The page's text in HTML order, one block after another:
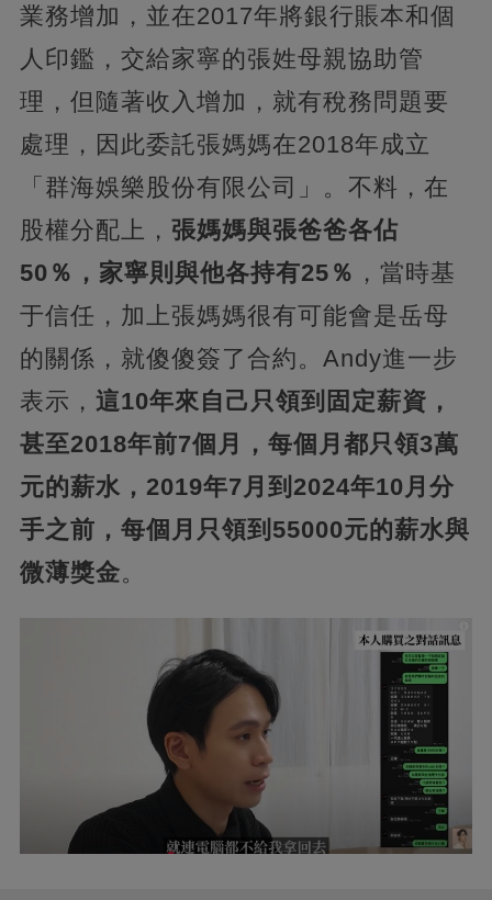
業務增加，並在2017年將銀行賬本和個
人印鑑，交給家寧的張姓母親協助管
理，但隨著收入增加，就有稅務問題要
處理，因此委託張媽媽在2018年成立
「群海娛樂股份有限公司」。不料，在
股權分配上， 張媽媽與張爸爸各佔
50％，家寧則與他各持有25％ ，當時基
于信任，加上張媽媽很有可能會是岳母
的關係，就傻傻簽了合約。Andy進一步
表示， 這10年來自己只領到固定薪資，
甚至2018年前7個月，每個月都只領3萬
元的薪水，2019年7月到2024年10月分
手之前，每個月只領到55000元的薪水與
微薄獎金。